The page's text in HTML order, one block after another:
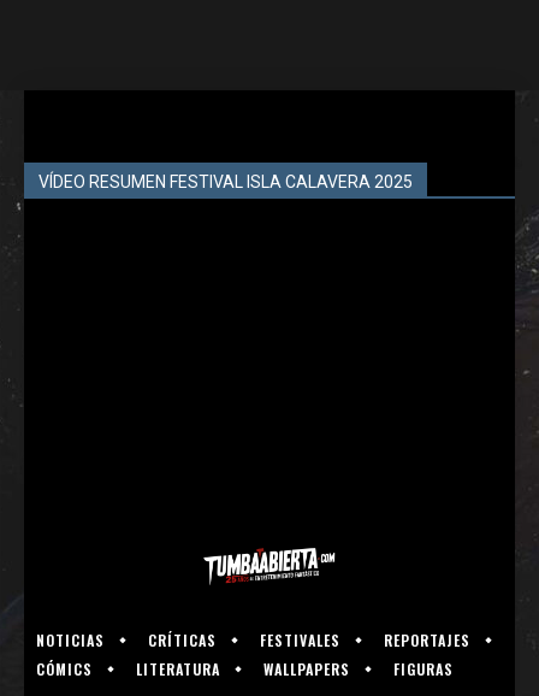
VÍDEO RESUMEN FESTIVAL ISLA CALAVERA 2025
NOTICIAS CRÍTICAS FESTIVALES
REPORTAJES
CÓMICS
LITERATURA WALLPAPERS FIGURAS